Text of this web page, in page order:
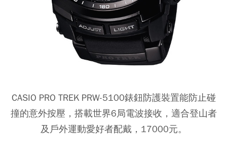
CASIO PRO TREK PRW-5100錶鈕防護裝置能防止碰
撞的意外按壓，搭載世界6局電波接收，適合登山者
及戶外運動愛好者配戴，17000元。